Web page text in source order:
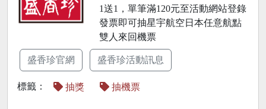
1送1，單筆滿120元至活動網站登錄
發票即可抽星宇航空日本任意航點
雙人來回機票
盛香珍官網 盛香珍活動訊息
標籤： 抽獎 抽機票